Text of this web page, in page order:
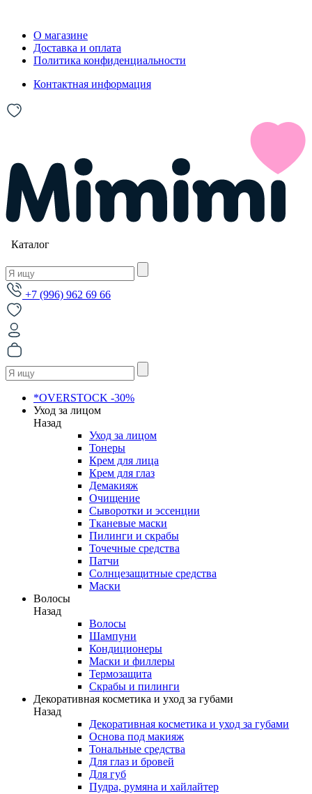
О магазине
Доставка и оплата
Политика конфиденциальности
Контактная информация
Каталог
+7 (996) 962 69 66
*OVERSTOCK -30%
Уход за лицом
Назад
Уход за лицом
Тонеры
Крем для лица
Крем для глаз
Демакияж
Очищение
Сыворотки и эссенции
Тканевые маски
Пилинги и скрабы
Точечные средства
Патчи
Солнцезащитные средства
Маски
Волосы
Назад
Волосы
Шампуни
Кондиционеры
Маски и филлеры
Термозащита
Скрабы и пилинги
Декоративная косметика и уход за губами
Назад
Декоративная косметика и уход за губами
Основа под макияж
Тональные средства
Для глаз и бровей
Для губ
Пудра, румяна и хайлайтер